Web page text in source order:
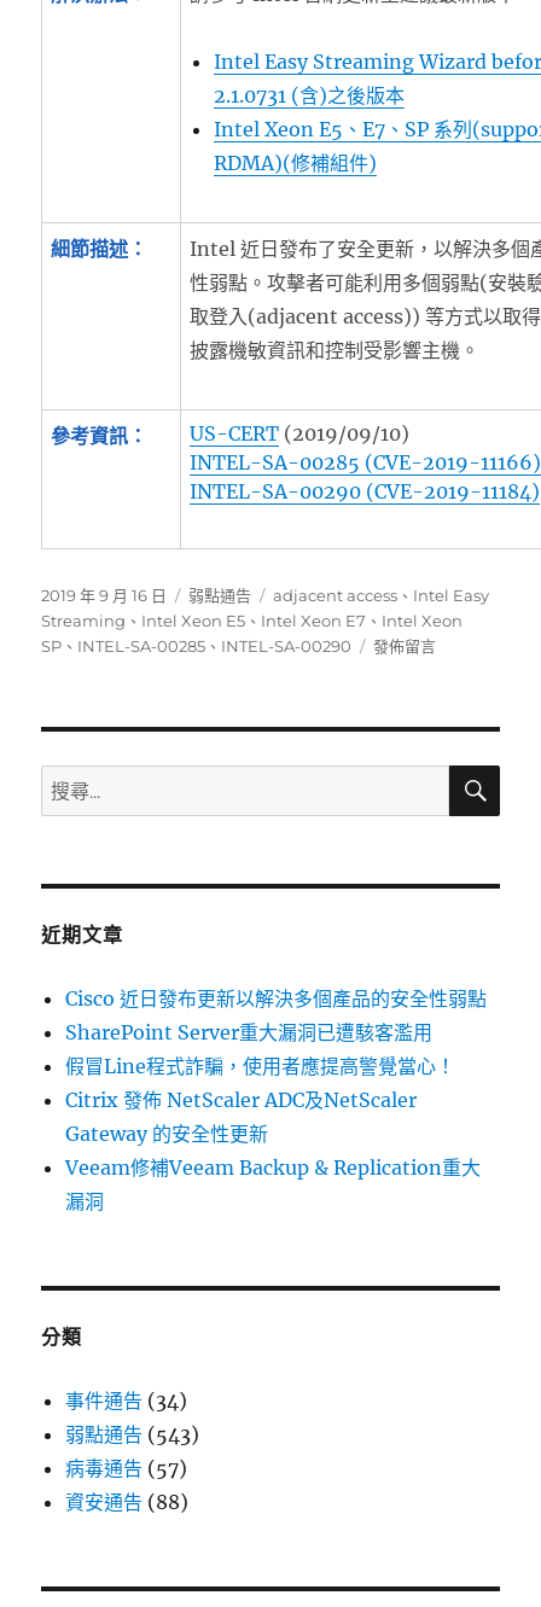
Intel Easy Streaming Wizard
2.1.0731 (含)之後版本
Intel Xeon E5、E7、SP 系列
RDMA)(修補組件)
細節描述：
Intel 近日發布了安全更新，以解決多個
性弱點。攻擊者可能利用多個弱點(安裝
取登入(adjacent access)) 等方式以取
披露機敏資訊和控制受影響主機。
參考資訊： US-CERT (2019/09/10)
INTEL-SA-00285 (CVE-2019-11166)
INTEL-SA-00290 (CVE-2019-11184)
發
佈
日
2019 年 9 月 16 日
分
類
弱點通告
標
籤
adjacent access 、 Intel Easy
Streaming 、 Intel Xeon E5 、 Intel Xeon E7 、 Intel Xeon
SP 、 INTEL-SA-00285 、 INTEL-SA-00290
在
布
新
品
中
弱
點〉
發佈留言
搜
尋
鍵
搜
近期文章
Cisco 近日發布更新以解決多個產品的安全性弱點
SharePoint Server重大漏洞已遭駭客濫用
假冒Line程式詐騙，使用者應提高警覺當心！
Citrix 發佈 NetScaler ADC及NetScaler
Gateway 的安全性更新
Veeam修補Veeam Backup & Replication重大
漏洞
分類
事件通告 (34)
弱點通告 (543)
病毒通告 (57)
資安通告 (88)